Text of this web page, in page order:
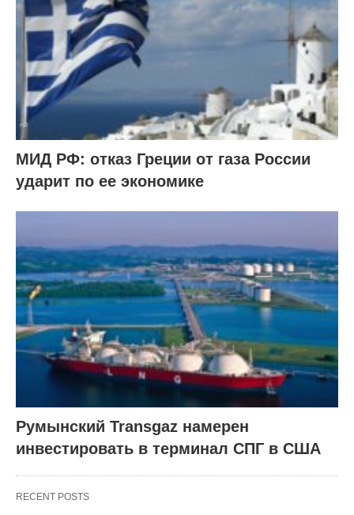
МИД РФ: отказ Греции от газа России
ударит по ее экономике
Румынский Transgaz намерен
инвестировать в терминал СПГ в США
RECENT POSTS